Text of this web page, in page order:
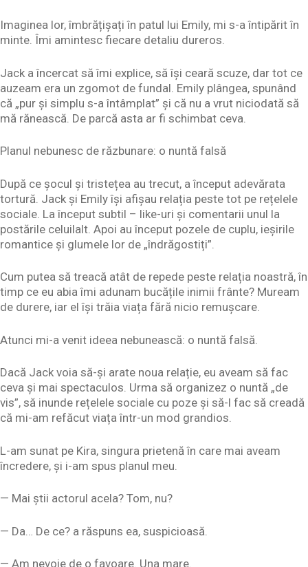
Imaginea lor, îmbrățișați în patul lui Emily, mi s-a întipărit în
minte. Îmi amintesc fiecare detaliu dureros.
Jack a încercat să îmi explice, să își ceară scuze, dar tot ce
auzeam era un zgomot de fundal. Emily plângea, spunând
că „pur și simplu s-a întâmplat” și că nu a vrut niciodată să
mă rănească. De parcă asta ar fi schimbat ceva.
Planul nebunesc de răzbunare: o nuntă falsă
După ce șocul și tristețea au trecut, a început adevărata
tortură. Jack și Emily își afișau relația peste tot pe rețelele
sociale. La început subtil – like-uri și comentarii unul la
postările celuilalt. Apoi au început pozele de cuplu, ieșirile
romantice și glumele lor de „îndrăgostiți”.
Cum putea să treacă atât de repede peste relația noastră, în
timp ce eu abia îmi adunam bucățile inimii frânte? Muream
de durere, iar el își trăia viața fără nicio remușcare.
Atunci mi-a venit ideea nebunească: o nuntă falsă.
Dacă Jack voia să-și arate noua relație, eu aveam să fac
ceva și mai spectaculos. Urma să organizez o nuntă „de
vis”, să inunde rețelele sociale cu poze și să-l fac să creadă
că mi-am refăcut viața într-un mod grandios.
L-am sunat pe Kira, singura prietenă în care mai aveam
încredere, și i-am spus planul meu.
— Mai știi actorul acela? Tom, nu?
— Da… De ce? a răspuns ea, suspicioasă.
— Am nevoie de o favoare. Una mare.